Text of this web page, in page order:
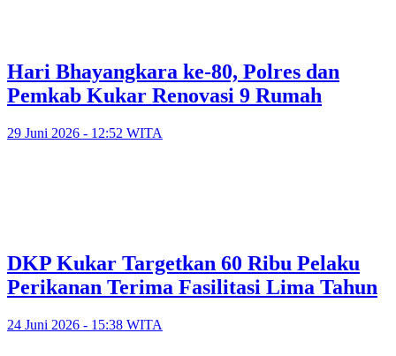
Hari Bhayangkara ke-80, Polres dan
Pemkab Kukar Renovasi 9 Rumah
29 Juni 2026 - 12:52 WITA
DKP Kukar Targetkan 60 Ribu Pelaku
Perikanan Terima Fasilitasi Lima Tahun
24 Juni 2026 - 15:38 WITA